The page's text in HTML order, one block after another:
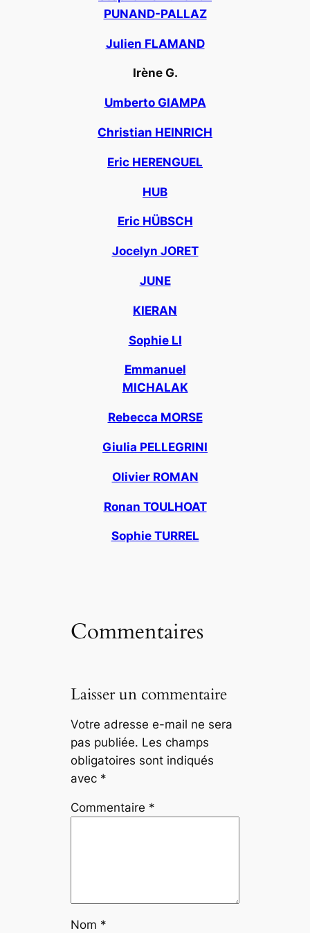
PUNAND-PALLAZ
Julien FLAMAND
Irène G.
Umberto GIAMPA
Christian HEINRICH
Eric HERENGUEL
HUB
Eric HÜBSCH
Jocelyn JORET
JUNE
KIERAN
Sophie LI
Emmanuel
MICHALAK
Rebecca MORSE
Giulia PELLEGRINI
Olivier ROMAN
Ronan TOULHOAT
Sophie TURREL
Commentaires
Laisser un commentaire
Votre adresse e-mail ne sera
pas publiée. Les champs
obligatoires sont indiqués
avec *
Commentaire *
Nom *